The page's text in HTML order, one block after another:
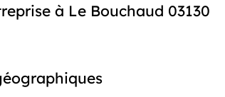
à Le Bouchaud 03130